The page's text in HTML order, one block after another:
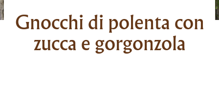
Gnocchi di polenta con
zucca e gorgonzola